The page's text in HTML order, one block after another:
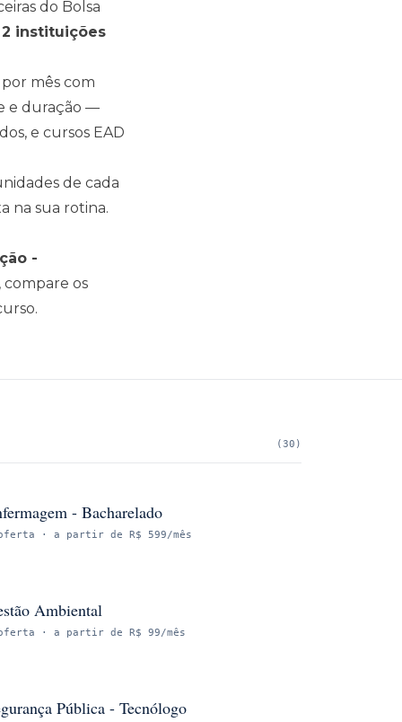
do Bolsa
2 instituições
por mês com
e duração —
e cursos EAD
de cada
na sua rotina.
-
compare os
(30 )
- Bacharelado
· a partir de R$ 599/mês
Ambiental
· a partir de R$ 99/mês
Pública - Tecnólogo